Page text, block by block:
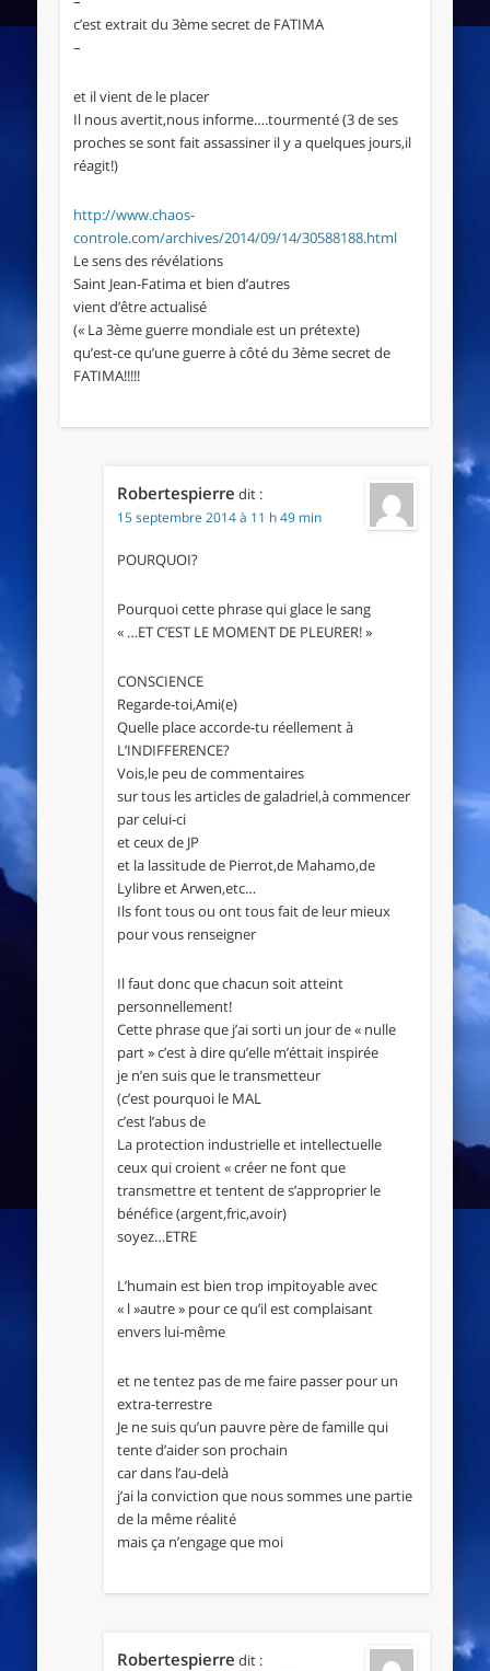
c’est extrait du 3ème secret de FATIMA
–
et il vient de le placer
Il nous avertit,nous informe….tourmenté (3 de ses
proches se sont fait assassiner il y a quelques jours,il
réagit!)
http://www.chaos-
controle.com/archives/2014/09/14/30588188.html
Le sens des révélations
Saint Jean-Fatima et bien d’autres
vient d’être actualisé
(« La 3ème guerre mondiale est un prétexte)
qu’est-ce qu’une guerre à côté du 3ème secret de
FATIMA!!!!!
Robertespierre dit :
15 septembre 2014 à 11 h 49 min
POURQUOI?
Pourquoi cette phrase qui glace le sang
« …ET C’EST LE MOMENT DE PLEURER! »
CONSCIENCE
Regarde-toi,Ami(e)
Quelle place accorde-tu réellement à
L’INDIFFERENCE?
Vois,le peu de commentaires
sur tous les articles de galadriel,à commencer
par celui-ci
et ceux de JP
et la lassitude de Pierrot,de Mahamo,de
Lylibre et Arwen,etc…
Ils font tous ou ont tous fait de leur mieux
pour vous renseigner
Il faut donc que chacun soit atteint
personnellement!
Cette phrase que j’ai sorti un jour de « nulle
part » c’est à dire qu’elle m’éttait inspirée
je n’en suis que le transmetteur
(c’est pourquoi le MAL
c’est l’abus de
La protection industrielle et intellectuelle
ceux qui croient « créer ne font que
transmettre et tentent de s’approprier le
bénéfice (argent,fric,avoir)
soyez…ETRE
L’humain est bien trop impitoyable avec
« l »autre » pour ce qu’il est complaisant
envers lui-même
et ne tentez pas de me faire passer pour un
extra-terrestre
Je ne suis qu’un pauvre père de famille qui
tente d’aider son prochain
car dans l’au-delà
j’ai la conviction que nous sommes une partie
de la même réalité
mais ça n’engage que moi
Robertespierre dit :